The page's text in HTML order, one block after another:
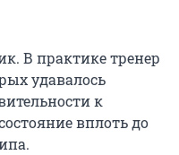
В практике тренер
удавалось
к
вплоть до